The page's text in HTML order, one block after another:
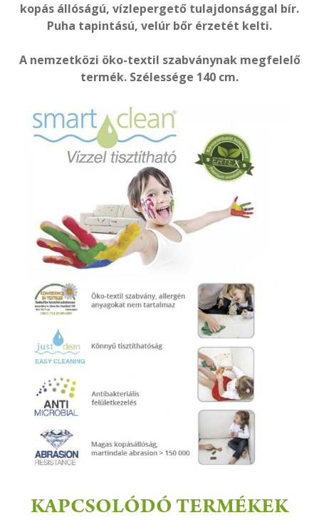
kopás állóságú, vízlepergető tulajdonsággal bír.
Puha tapintású, velúr bőr érzetét kelti.
A nemzetközi öko-textil szabványnak megfelelő
termék. Szélessége 140 cm.
KAPCSOLÓDÓ TERMÉKEK